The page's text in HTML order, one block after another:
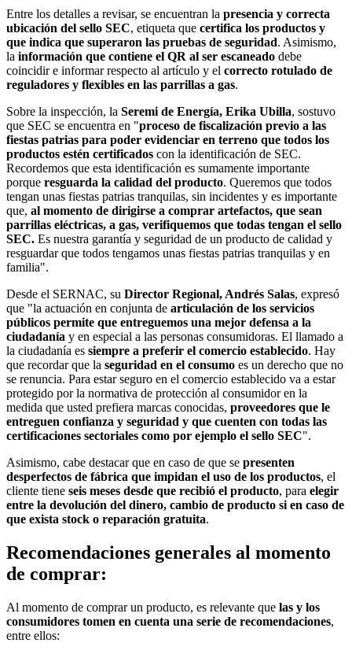
Entre los detalles a revisar, se encuentran la presencia y correcta
ubicación del sello SEC, etiqueta que certifica los productos y
que indica que superaron las pruebas de seguridad. Asimismo,
la información que contiene el QR al ser escaneado debe
coincidir e informar respecto al artículo y el correcto rotulado de
reguladores y flexibles en las parrillas a gas.
Sobre la inspección, la Seremi de Energía, Erika Ubilla, sostuvo
que SEC se encuentra en "proceso de fiscalización previo a las
fiestas patrias para poder evidenciar en terreno que todos los
productos estén certificados con la identificación de SEC.
Recordemos que esta identificación es sumamente importante
porque resguarda la calidad del producto. Queremos que todos
tengan unas fiestas patrias tranquilas, sin incidentes y es importante
que, al momento de dirigirse a comprar artefactos, que sean
parrillas eléctricas, a gas, verifiquemos que todas tengan el sello
SEC. Es nuestra garantía y seguridad de un producto de calidad y
resguardar que todos tengamos unas fiestas patrias tranquilas y en
familia".
Desde el SERNAC, su Director Regional, Andrés Salas, expresó
que "la actuación en conjunta de articulación de los servicios
públicos permite que entreguemos una mejor defensa a la
ciudadanía y en especial a las personas consumidoras. El llamado a
la ciudadanía es siempre a preferir el comercio establecido. Hay
que recordar que la seguridad en el consumo es un derecho que no
se renuncia. Para estar seguro en el comercio establecido va a estar
protegido por la normativa de protección al consumidor en la
medida que usted prefiera marcas conocidas, proveedores que le
entreguen confianza y seguridad y que cuenten con todas las
certificaciones sectoriales como por ejemplo el sello SEC".
Asimismo, cabe destacar que en caso de que se presenten
desperfectos de fábrica que impidan el uso de los productos, el
cliente tiene seis meses desde que recibió el producto, para elegir
entre la devolución del dinero, cambio de producto si en caso de
que exista stock o reparación gratuita.
Recomendaciones generales al momento
de comprar:
Al momento de comprar un producto, es relevante que las y los
consumidores tomen en cuenta una serie de recomendaciones,
entre ellos: